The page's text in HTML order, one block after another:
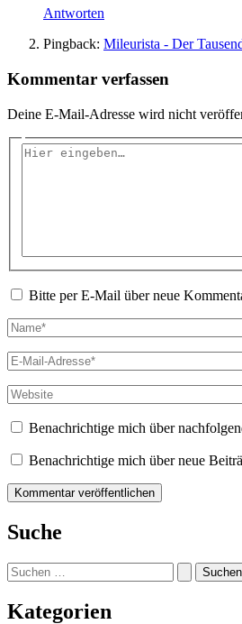
Antworten
Pingback: Mileurista - Der
Kommentar verfassen
Deine E-Mail-Adresse wird nicht
Hier
Bitte per E-Mail über neue
Name*
E-
Mail-
Adresse*
Website
Benachrichtige mich über
Benachrichtige mich über neue
Suche
Suchen
nach:
Kategorien